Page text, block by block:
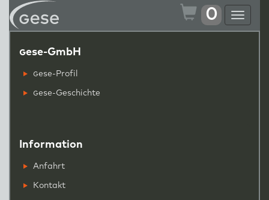
Toggle
0
gese-GmbH
gese-Profil
gese-Geschichte
Information
Anfahrt
Kontakt